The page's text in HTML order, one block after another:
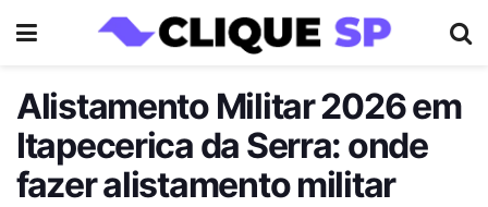
Alistamento Militar 2026 em
Itapecerica da Serra: onde
fazer alistamento militar